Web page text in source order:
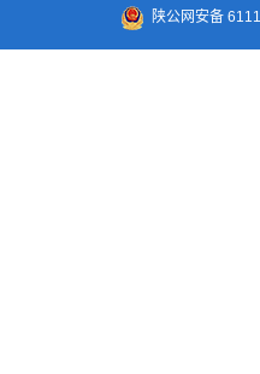
陕公网安备